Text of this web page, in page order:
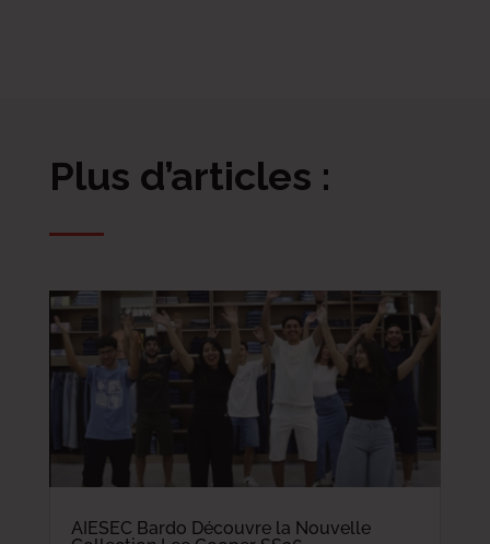
Plus d’articles :
AIESEC Bardo Découvre la Nouvelle